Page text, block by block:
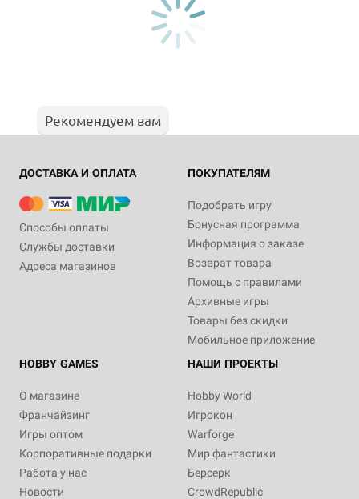
Рекомендуем вам
ДОСТАВКА И ОПЛАТА
Способы оплаты
Службы доставки
Адреса магазинов
ПОКУПАТЕЛЯМ
Подобрать игру
Бонусная программа
Информация о заказе
Возврат товара
Помощь с правилами
Архивные игры
Товары без скидки
Мобильное приложение
HOBBY GAMES
О магазине
Франчайзинг
Игры оптом
Корпоративные подарки
Работа у нас
Новости
НАШИ ПРОЕКТЫ
Hobby World
Игрокон
Warforge
Мир фантастики
Берсерк
CrowdRepublic